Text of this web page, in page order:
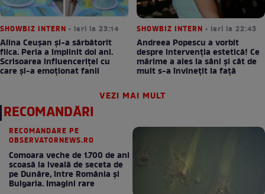
SHOWBIZ INTERN • ieri la 23:14
Alina Ceușan și-a sărbătorit
fiica. Perla a împlinit doi ani.
Scrisoarea influenceriței cu
care și-a emoționat fanii
SHOWBIZ INTERN • ieri la 22:43
Andreea Popescu a vorbit
despre intervenția estetică! Ce
mărime a ales la sâni și cât de
mult s-a învinețit la față
VEZI MAI MULT
RECOMANDĂRI
RECOMANDARE PE
OBSERVATORNEWS.RO
Comoara veche de 1.700 de ani
scoasă la iveală de seceta de
pe Dunăre, între România şi
Bulgaria. Imagini rare